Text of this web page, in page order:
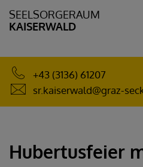
SEELSORGERAUM
KAISERWALD
+43 (3136) 61207
sr.kaiserwald@graz-
Hubertusfeier